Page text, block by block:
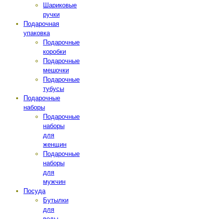
Шариковые
ручки
Подарочная
упаковка
Подарочные
коробки
Подарочные
мешочки
Подарочные
тубусы
Подарочные
наборы
Подарочные
наборы
для
женщин
Подарочные
наборы
для
мужчин
Посуда
Бутылки
для